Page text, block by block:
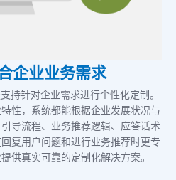
企业业务需求
持针对企业需求进行个性化定制。
性，系统都能根据企业发展状况与
导流程、业务推荐逻辑、应答话术
复用户问题和进行业务推荐时更专
供真实可靠的定制化解决方案。